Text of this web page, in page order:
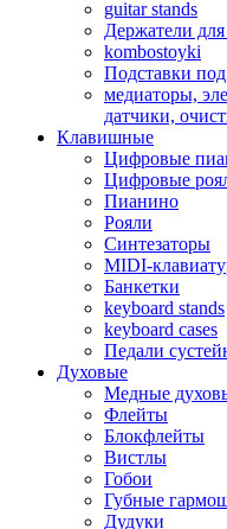
guitar stands
Держатели для
kombostoyki
Подставки под
медиаторы,
датчики,
Клавишные
Цифровые
Цифровые
Пианино
Рояли
Синтезаторы
MIDI-
Банкетки
keyboard stands
keyboard cases
Педали
Духовые
Медные
Флейты
Блокфлейты
Вистлы
Гобои
Губные
Дудуки